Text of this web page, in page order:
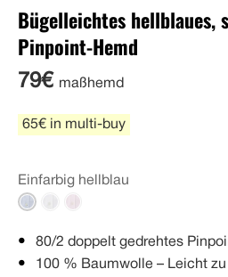
Bügelleichtes hellblaues,
Pinpoint-Hemd
79€ maßhemd
65€ in multi-buy
Einfarbig hellblau
80/2 doppelt gedrehtes
100 % Baumwolle – Leicht